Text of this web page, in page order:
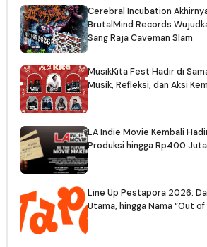
Cerebral Incubation
BrutalMind Records
Sang Raja Caveman Slam
MusikKita Fest Hadir di
Musik, Refleksi, dan Aksi
LA Indie Movie Kembali
Produksi hingga Rp400 Juta
Line Up Pestapora 2026:
Utama, hingga Nama “Out